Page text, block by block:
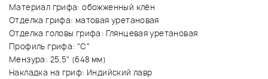
Материал грифа: обожженный клён
Отделка грифа: матовая уретановая
Отделка головы грифа: Глянцевая уретановая
Профиль грифа: "C"
Мензура: 25,5" (648 мм)
Накладка на гриф: Индийский лавр